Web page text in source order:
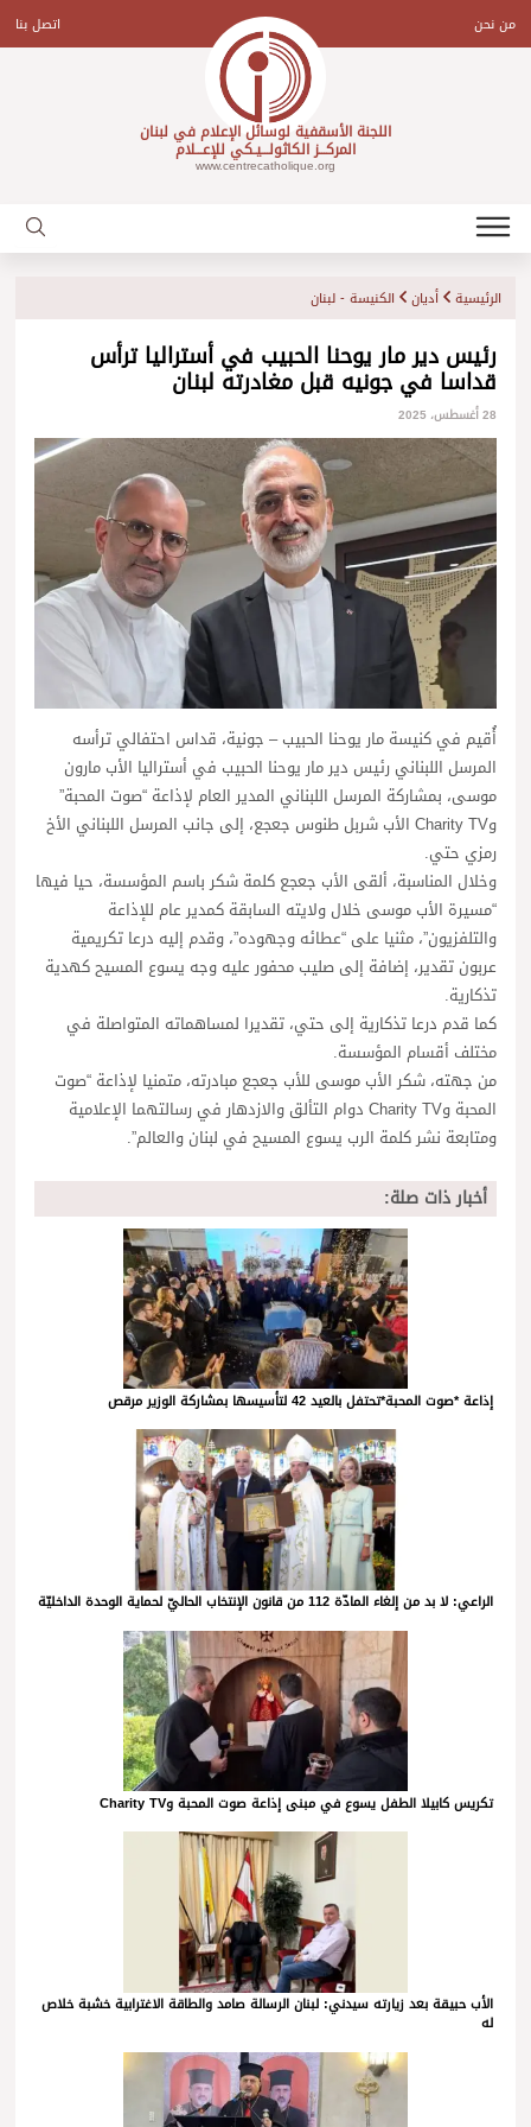
contentمن نحن اتصل بنا
اللجنة الأسقفية لوسائل الإعلام في لبنان
المركـــز الكاثولـــيـكي للإعـــلام
www.centrecatholique.org
الرئيسية أديان الكنيسة - لبنان
رئيس دير مار يوحنا الحبيب في أستراليا ترأس
قداسا في جونيه قبل مغادرته لبنان
28 أغسطس، 2025
أُقيم في كنيسة مار يوحنا الحبيب – جونية، قداس احتفالي ترأسه
المرسل اللبناني رئيس دير مار يوحنا الحبيب في أستراليا الأب مارون
موسى، بمشاركة المرسل اللبناني المدير العام لإذاعة “صوت المحبة”
وCharity TV الأب شربل طنوس جعجع، إلى جانب المرسل اللبناني الأخ
رمزي حتي.
وخلال المناسبة، ألقى الأب جعجع كلمة شكر باسم المؤسسة، حيا فيها
“مسيرة الأب موسى خلال ولايته السابقة كمدير عام للإذاعة
والتلفزيون”، مثنيا على “عطائه وجهوده”، وقدم إليه درعا تكريمية
عربون تقدير، إضافة إلى صليب محفور عليه وجه يسوع المسيح كهدية
تذكارية.
كما قدم درعا تذكارية إلى حتي، تقديرا لمساهماته المتواصلة في
مختلف أقسام المؤسسة.
من جهته، شكر الأب موسى للأب جعجع مبادرته، متمنيا لإذاعة “صوت
المحبة وCharity TV دوام التألق والازدهار في رسالتهما الإعلامية
ومتابعة نشر كلمة الرب يسوع المسيح في لبنان والعالم”.
أخبار ذات صلة:
إذاعة *صوت المحبة*تحتفل بالعيد 42 لتأسيسها بمشاركة الوزير مرقص
الراعي: لا بد من إلغاء المادّة 112 من قانون الإنتخاب الحاليّ لحماية الوحدة الداخليّة
تكريس كابيلا الطفل يسوع في مبنى إذاعة صوت المحبة وCharity TV
الأب حبيقة بعد زيارته سيدني: لبنان الرسالة صامد والطاقة الاغترابية خشبة خلاص
له